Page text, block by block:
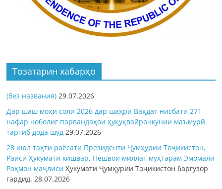
Тозатарин хабарҳо
(без названия) 29.07.2026
Дар шаш моҳи соли 2026 дар шаҳри Ваҳдат нисбати 271
нафар ноболиғ парвандаҳои ҳуқуқвайронкунии маъмурӣ
тартиб дода шуд 29.07.2026
28 июл таҳти раёсати Президенти Ҷумҳурии Тоҷикистон,
Раиси Ҳукумати кишвар, Пешвои миллат муҳтарам Эмомалӣ
Раҳмон маҷлисиҲукумати Ҷумҳурии Тоҷикистон баргузор
гардид.28.07.2026